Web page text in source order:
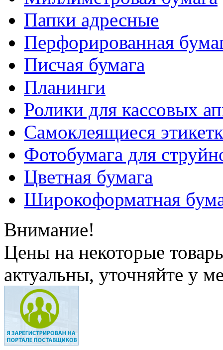
Папки адресные
Перфорированная
Писчая бумага
Планинги
Ролики для кассовых
Самоклеящиеся
Фотобумага для
Цветная бумага
Широкоформатная
Внимание!
Цены на некоторые
актуальны, уточняйте у